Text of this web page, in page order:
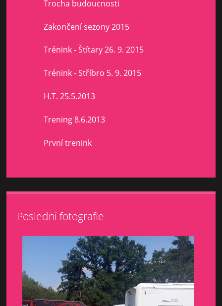
Trocha budoucnosti
Zakončení sezony 2015
Trénink - Štítary 26. 9. 2015
Trénink - Stříbro 5. 9. 2015
H.T. 25.5.2013
Trening 8.6.2013
První trenink
Poslední fotografie